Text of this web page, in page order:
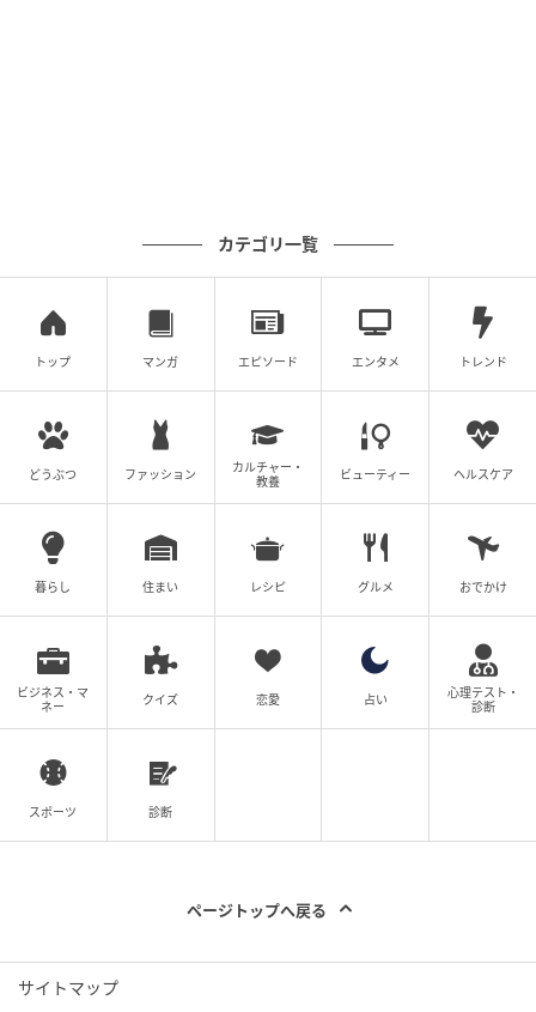
カテゴリ一覧
トップ マンガ エピソード エンタメ トレンド
どうぶつ ファッション
カルチャー・
教養
ビューティー ヘルスケア
暮らし 住まい レシピ グルメ おでかけ
ビジネス・マ
ネー
クイズ 恋愛 占い
心理テスト・
診断
スポーツ 診断
ページトップへ戻る
サイトマップ